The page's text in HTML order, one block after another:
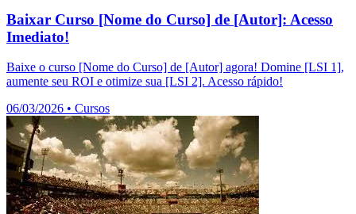
Baixar Curso [Nome do Curso] de [Autor]: Acesso
Imediato!
Baixe o curso [Nome do Curso] de [Autor] agora! Domine [LSI 1],
aumente seu ROI e otimize sua [LSI 2]. Acesso rápido!
06/03/2026 • Cursos